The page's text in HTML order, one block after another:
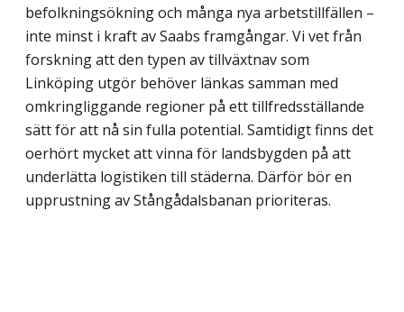
befolkningsökning och många nya arbetstillfällen –
inte minst i kraft av Saabs framgångar. Vi vet från
forskning att den typen av tillväxtnav som
Linköping utgör behöver länkas samman med
omkringliggande regioner på ett tillfredsställande
sätt för att nå sin fulla potential. Samtidigt finns det
oerhört mycket att vinna för landsbygden på att
underlätta logistiken till städerna. Därför bör en
upprustning av Stångådalsbanan prioriteras.